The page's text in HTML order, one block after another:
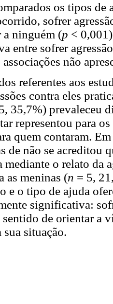
os tipos de
sofrer
a ninguém (p <
entre sofrer
associações não
referentes aos
contra eles
35,7%) prevaleceu
representou para
quem contaram.
de não se acreditou
mediante o relato da
as meninas (n = 5,
e o tipo de ajuda
significativa:
de orientar a
sua situação.